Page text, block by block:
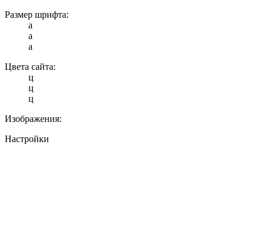
Размер шрифта:
a
a
a
Цвета сайта:
ц
ц
ц
Изображения:
Настройки